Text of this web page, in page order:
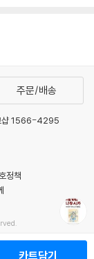
카트담기
주문/배송
샵 1566-4295
정책